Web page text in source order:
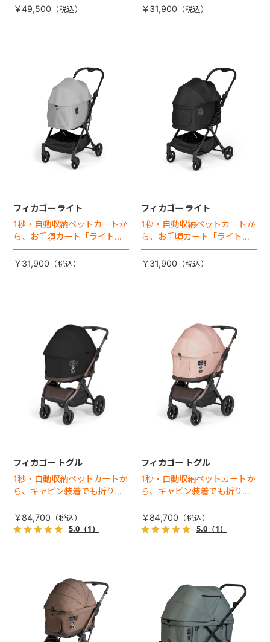
向けケージが登場！
￥49,500
￥31,900
フィカゴー ライト
1秒・自動収納ペットカートか
ら、お手頃カート「ライト」
が登場！
￥31,900
フィカゴー ライト
1秒・自動収納ペットカートか
ら、お手頃カート「ライト」
が登場！
￥31,900
フィカゴー トグル
1秒・自動収納ペットカートか
ら、キャビン装着でも折りた
ためるモデルが登場！
￥84,700
5.0（1）
フィカゴー トグル
1秒・自動収納ペットカートか
ら、キャビン装着でも折りた
ためるモデルが登場！
￥84,700
5.0（1）